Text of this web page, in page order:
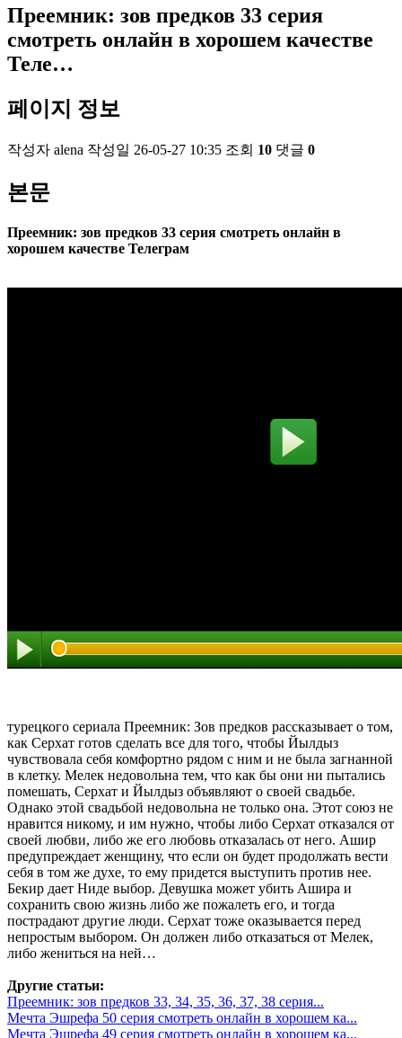
Преемник: зов предков 33 серия
смотреть онлайн в хорошем качестве
Теле…
페이지 정보
작성자 alena 작성일 26-05-27 10:35 조회 10 댓글 0
본문
Преемник: зов предков 33 серия смотреть онлайн в
хорошем качестве Телеграм
турецкого сериала Преемник: Зов предков рассказывает о том,
как Серхат готов сделать все для того, чтобы Йылдыз
чувствовала себя комфортно рядом с ним и не была загнанной
в клетку. Мелек недовольна тем, что как бы они ни пытались
помешать, Серхат и Йылдыз объявляют о своей свадьбе.
Однако этой свадьбой недовольна не только она. Этот союз не
нравится никому, и им нужно, чтобы либо Серхат отказался от
своей любви, либо же его любовь отказалась от него. Ашир
предупреждает женщину, что если он будет продолжать вести
себя в том же духе, то ему придется выступить против нее.
Бекир дает Ниде выбор. Девушка может убить Ашира и
сохранить свою жизнь либо же пожалеть его, и тогда
пострадают другие люди. Серхат тоже оказывается перед
непростым выбором. Он должен либо отказаться от Мелек,
либо жениться на ней…
Другие статьи:
Преемник: зов предков 33, 34, 35, 36, 37, 38 серия...
Мечта Эшрефа 50 серия смотреть онлайн в хорошем ка...
Мечта Эшрефа 49 серия смотреть онлайн в хорошем ка...